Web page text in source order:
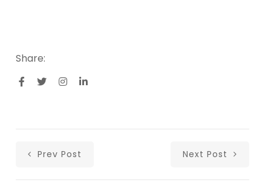
Share:
Prev Post Next Post